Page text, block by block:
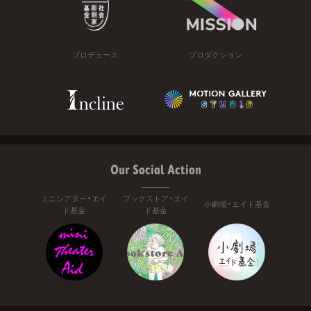
プロデュース プロダクション
Our Social Action
ミニシアター・エイ
ド基金
ブックストア・エイ
ド基金
小劇場・エイド基金